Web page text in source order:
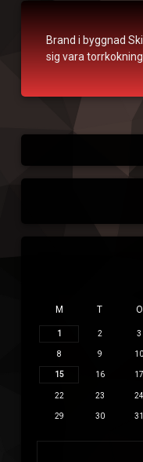
Brand o
byggnad
i
Brand i byggnad
sig vara torrkokning
M T O
1 2 3
8 9 10
15 16 17
22 23 24
29 30 31